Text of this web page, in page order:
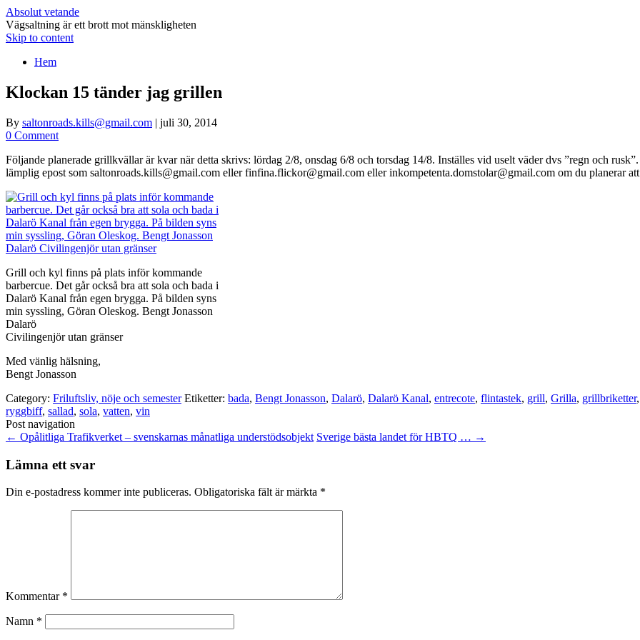
Absolut vetande
Vägsaltning är ett brott mot mänskligheten
Skip to content
Hem
Klockan 15 tänder jag grillen
By saltonroads.kills@gmail.com | juli 30, 2014
0 Comment
Följande planerade grillkvällar är kvar när detta skrivs: lördag 2/8, onsdag 6/8 och torsdag 14/8. Inställes vid uselt väder dvs ”regn och
lämplig epost som saltonroads.kills@gmail.com eller finfina.flickor@gmail.com eller inkompetenta.domstolar@gmail.com om du planerar
Grill och kyl finns på plats inför kommande
barbercue. Det går också bra att sola och bada i
Dalarö Kanal från egen brygga. På bilden syns
min syssling, Göran Oleskog. Bengt Jonasson
Dalarö
Civilingenjör utan gränser
Med vänlig hälsning,
Bengt Jonasson
Category: Friluftsliv, nöje och semester Etiketter: bada, Bengt Jonasson, Dalarö, Dalarö Kanal, entrecote, flintastek, grill, Grilla, grillbriketter,
ryggbiff, sallad, sola, vatten, vin
Post navigation
← Opålitliga Trafikverket – svenskarnas månatliga understödsobjekt Sverige bästa landet för HBTQ … →
Lämna ett svar
Din e-postadress kommer inte publiceras. Obligatoriska fält är märkta *
Kommentar *
Namn *